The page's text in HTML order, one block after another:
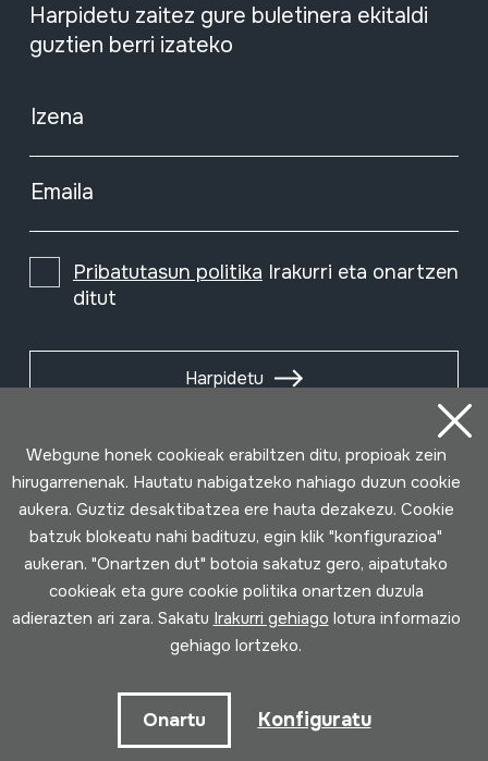
Harpidetu zaitez gure buletinera ekitaldi
guztien berri izateko
Izena
Emaila
Pribatutasun politika Irakurri eta onartzen
ditut
Harpidetu
Erabilpen baldintzak Pribatutasun politika
Loturak garatua
Webgune honek cookieak erabiltzen ditu, propioak zein
hirugarrenenak. Hautatu nabigatzeko nahiago duzun cookie
aukera. Guztiz desaktibatzea ere hauta dezakezu. Cookie
batzuk blokeatu nahi badituzu, egin klik "konfigurazioa"
aukeran. "Onartzen dut" botoia sakatuz gero, aipatutako
cookieak eta gure cookie politika onartzen duzula
adierazten ari zara. Sakatu Irakurri gehiago lotura informazio
gehiago lortzeko.
Onartu Konfiguratu